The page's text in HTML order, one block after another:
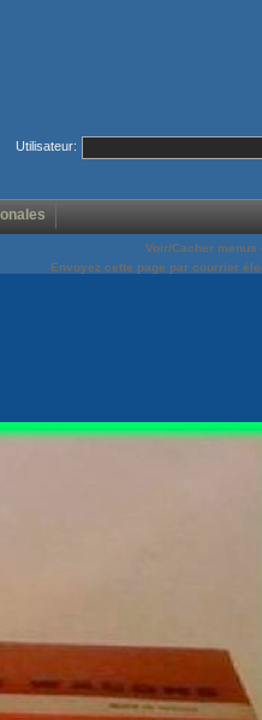
Utilisateur:
Voir/Cacher menus
Envoyez cette page par courrier